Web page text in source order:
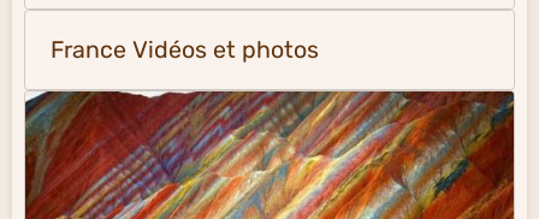
France Vidéos et photos